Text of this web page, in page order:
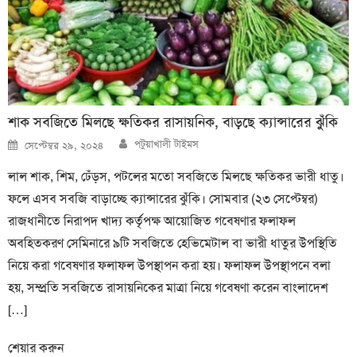
শাক সবজিতে মিলছে ক্ষতিকর রাসায়নিক, বাড়ছে ক্যান্সারের ঝুঁকি
Posted
on
সেপ্টেম্বর ২৯, ২০২৪ Author
পটুয়াখালী টাইমস
লাল শাক, শিম, ঢেঁড়স, পটলের মতো সবজিতে মিলছে ক্ষতিকর ভারী ধাতু।
ফলে এসব সবজি বাড়াচ্ছে ক্যান্সারের ঝুঁকি। সোমবার (২৩ সেপ্টেম্বর)
রাজধানীতে নিরাপদ খাদ্য কর্তৃপক্ষ আয়োজিত গবেষণার ফলাফল
অবহিতকরণ সেমিনারে ৯টি সবজিতে হেভিমেটাল বা ভারী ধাতুর উপস্থিতি
নিয়ে করা গবেষণার ফলাফল উপস্থাপন করা হয়। ফলাফল উপস্থাপনে বলা
হয়, সম্প্রতি সবজিতে রাসায়নিকের মাত্রা নিয়ে গবেষণা করেন বাংলাদেশ
[…]
শেয়ার করুন